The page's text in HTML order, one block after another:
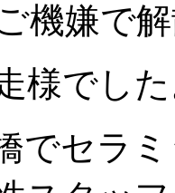
機嫌で
様でし
でセラ